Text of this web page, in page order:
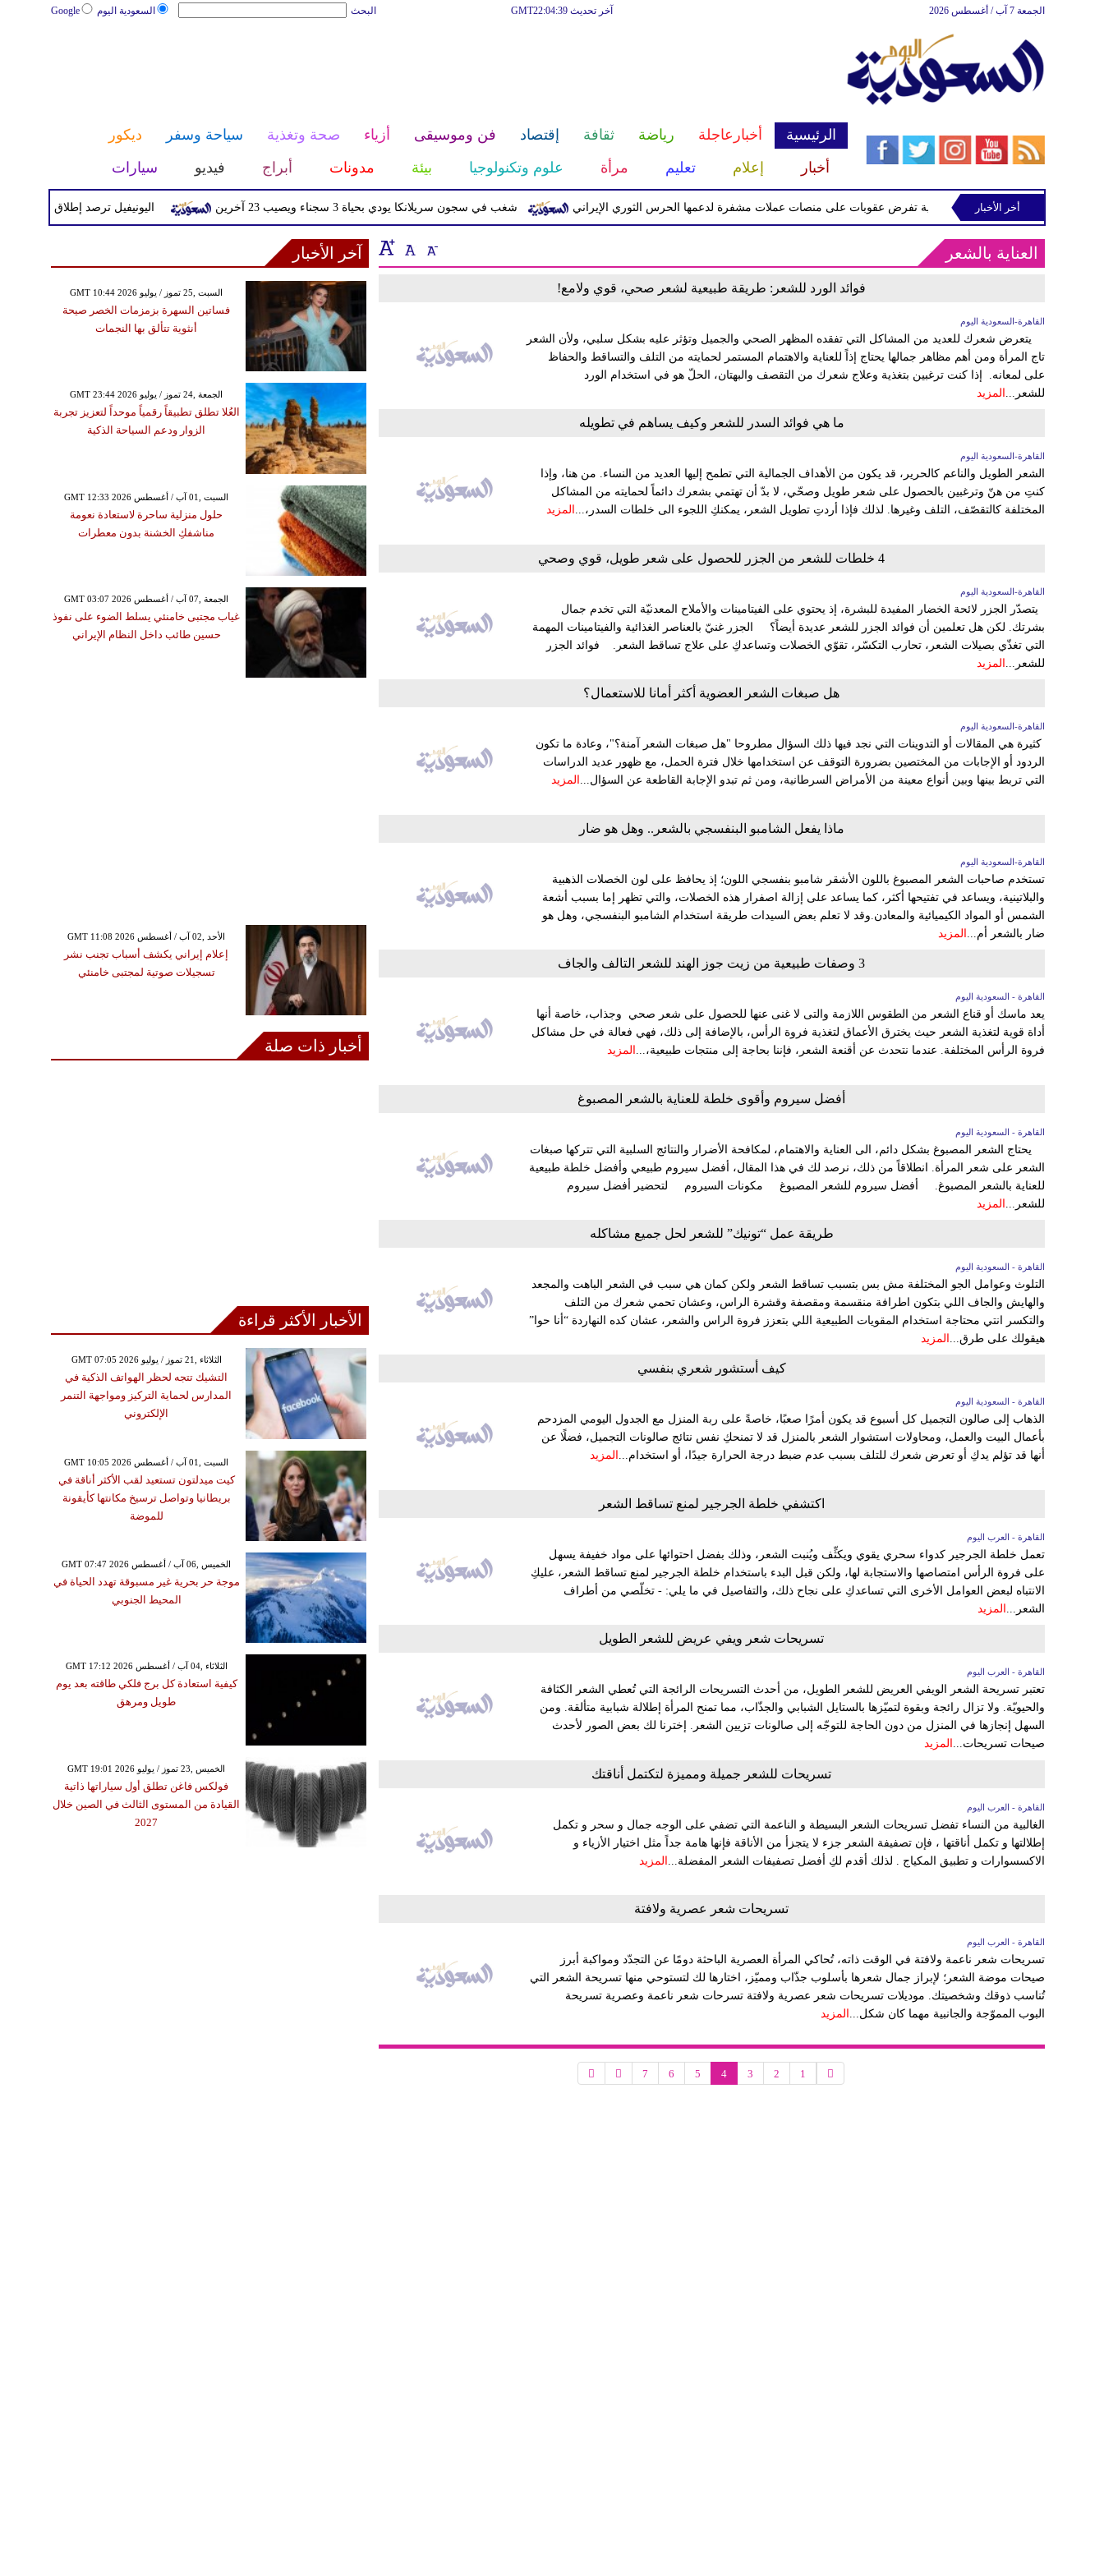
السعودية اليوم Google البحث آخر تحديث GMT22:04:39 الجمعة 7 آب / أغسطس 2026
الرئيسية أخبارعاجلة رياضة ثقافة إقتصاد فن وموسيقى أزياء صحة وتغذية سياحة وسفر
ديكور
أخبار
إعلام تعليم مرأة علوم وتكنولوجيا بيئة مدونات أبراج فيديو سيارات
اليونيفيل ترصد إطلاق 113 مقذوفا إسرائيليا على لبنان خلال يوم واحد شغب في سجون سريلانكا يودي بحياة 3 سجناء ويصيب 23 آخرين الخزانة الأميركية تفرض عقوبات على منصات عملات مشفرة لدعمها الحرس الثوري الإيراني
أخر الأخبار
العناية بالشعر
فوائد الورد للشعر: طريقة طبيعية لشعر صحي، قوي ولامع!
القاهرة-السعودية اليوم
يتعرض شعرك للعديد من المشاكل التي تفقده المظهر الصحي والجميل وتؤثر عليه بشكل سلبي، ولأن الشعر
تاج المرأة ومن أهم مظاهر جمالها يحتاج إذاً للعناية والاهتمام المستمر لحمايته من التلف والتساقط والحفاظ
على لمعانه. إذا كنت ترغبين بتغذية وعلاج شعرك من التقصف والبهتان، الحلّ هو في استخدام الورد
للشعر... المزيد
ما هي فوائد السدر للشعر وكيف يساهم في تطويله
القاهرة-السعودية اليوم
الشعر الطويل والناعم كالحرير، قد يكون من الأهداف الجمالية التي تطمح إليها العديد من النساء. من هنا، وإذا
كنتِ من هنّ وترغبين بالحصول على شعر طويل وصحّي، لا بدّ أن تهتمي بشعرك دائماً لحمايته من المشاكل
المختلفة كالتقصّف، التلف وغيرها. لذلك فإذا أردتِ تطويل الشعر، يمكنكِ اللجوء الى خلطات السدر،... المزيد
4 خلطات للشعر من الجزر للحصول على شعر طويل، قوي وصحي
القاهرة-السعودية اليوم
يتصدّر الجزر لائحة الخضار المفيدة للبشرة، إذ يحتوي على الفيتامينات والأملاح المعدنيّة التي تخدم جمال
بشرتك. لكن هل تعلمين أن فوائد الجزر للشعر عديدة أيضاً؟ الجزر غنيّ بالعناصر الغذائية والفيتامينات المهمة
التي تغذّي بصيلات الشعر، تحارب التكسّر، تقوّي الخصلات وتساعدكِ على علاج تساقط الشعر. فوائد الجزر
للشعر...
المزيد
هل صبغات الشعر العضوية أكثر أمانا للاستعمال؟
القاهرة-السعودية اليوم
كثيرة هي المقالات أو التدوينات التي نجد فيها ذلك السؤال مطروحا "هل صبغات الشعر آمنة؟"، وعادة ما تكون
الردود أو الإجابات من المختصين بضرورة التوقف عن استخدامها خلال فترة الحمل، مع ظهور عديد الدراسات
التي تربط بينها وبين أنواع معينة من الأمراض السرطانية، ومن ثم تبدو الإجابة القاطعة عن السؤال... المزيد
ماذا يفعل الشامبو البنفسجي بالشعر.. وهل هو ضار
القاهرة-السعودية اليوم
تستخدم صاحبات الشعر المصبوغ باللون الأشقر شامبو بنفسجي اللون؛ إذ يحافظ على لون الخصلات الذهبية
والبلاتينية، ويساعد في تفتيحها أكثر، كما يساعد على إزالة اصفرار هذه الخصلات، والتي تظهر إما بسبب أشعة
الشمس أو المواد الكيميائية والمعادن.وقد لا تعلم بعض السيدات طريقة استخدام الشامبو البنفسجي، وهل هو
ضار بالشعر أم... المزيد
3 وصفات طبيعية من زيت جوز الهند للشعر التالف والجاف
القاهرة - السعودية اليوم
يعد ماسك أو قناع الشعر من الطقوس اللازمة والتى لا غنى عنها للحصول على شعر صحي وجذاب، خاصة أنها
أداة قوية لتغذية الشعر حيث يخترق الأعماق لتغذية فروة الرأس، بالإضافة إلى ذلك، فهي فعالة في حل مشاكل
فروة الرأس المختلفة. عندما نتحدث عن أقنعة الشعر، فإننا بحاجة إلى منتجات طبيعية،... المزيد
أفضل سيروم وأقوى خلطة للعناية بالشعر المصبوغ
القاهرة - السعودية اليوم
يحتاج الشعر المصبوغ بشكل دائم، الى العناية والاهتمام، لمكافحة الأضرار والنتائج السلبية التي تتركها صبغات
الشعر على شعر المرأة. انطلاقاً من ذلك، نرصد لك في هذا المقال، أفضل سيروم طبيعي وأفضل خلطة طبيعية
للعناية بالشعر المصبوغ. أفضل سيروم للشعر المصبوغ مكونات السيروم لتحضير أفضل سيروم
للشعر... المزيد
طريقة عمل “تونيك” للشعر لحل جميع مشاكله
القاهرة - السعودية اليوم
التلوث وعوامل الجو المختلفة مش بس بتسبب تساقط الشعر ولكن كمان هي سبب في الشعر الباهت والمجعد
والهايش والجاف اللي بتكون اطرافة منقسمة ومقصفة وقشرة الراس، وعشان تحمي شعرك من التلف
والتكسر انتي محتاجة استخدام المقويات الطبيعية اللي بتعزز فروة الراس والشعر، عشان كده النهاردة “أنا حوا”
هيقولك على طرق...
المزيد
كيف أستشور شعري بنفسي
القاهرة - السعودية اليوم
الذهاب إلى صالون التجميل كل أسبوع قد يكون أمرًا صعبًا، خاصةً على ربة المنزل مع الجدول اليومي المزدحم
بأعمال البيت والعمل، ومحاولات استشوار الشعر بالمنزل قد لا تمنحكِ نفس نتائج صالونات التجميل، فضلًا عن
أنها قد تؤلم يدكِ أو تعرض شعرك للتلف بسبب عدم ضبط درجة الحرارة جيدًا، أو استخدام... المزيد
اكتشفي خلطة الجرجير لمنع تساقط الشعر
القاهرة - العرب اليوم
تعمل خلطة الجرجير كدواء سحري يقوي ويكثِّف ويُنبت الشعر، وذلك بفضل احتوائها على مواد خفيفة يسهل
على فروة الرأس امتصاصها والاستجابة لها، ولكن قبل البدء باستخدام خلطة الجرجير لمنع تساقط الشعر، عليكِ
الانتباه لبعض العوامل الأخرى التي تساعدكِ على نجاح ذلك، والتفاصيل في ما يلي: - تخلّصي من أطراف
الشعر...
المزيد
تسريحات شعر ويفي عريض للشعر الطويل
القاهرة - العرب اليوم
تعتبر تسريحة الشعر الويفي العريض للشعر الطويل، من أحدث التسريحات الرائجة التي تُعطي الشعر الكثافة
والحيويّة. ولا تزال رائجة وبقوة لتميّزها بالستايل الشبابي والجذّاب، مما تمنح المرأة إطلالة شبابية متألقة. ومن
السهل إنجازها في المنزل من دون الحاجة للتوجّه إلى صالونات تزيين الشعر. إخترنا لك بعض الصور لأحدث
صيحات تسريحات... المزيد
تسريحات للشعر جميلة ومميزة لتكتمل أناقتك
القاهرة - العرب اليوم
الغالبية من النساء تفضل تسريحات الشعر البسيطة و الناعمة التي تضفي على الوجه جمال و سحر و تكمل
إطلالتها و تكمل أناقتها ، فإن تصفيفة الشعر جزء لا يتجزأ من الأناقة فإنها هامة جداً مثل اختيار الأزياء و
الاكسسوارات و تطبيق المكياج . لذلك أقدم لكِ أفضل تصفيفات الشعر المفضلة... المزيد
تسريحات شعر عصرية ولافتة
القاهرة - العرب اليوم
تسريحات شعر ناعمة ولافتة في الوقت ذاته، تُحاكي المرأة العصرية الباحثة دومًا عن التجدّد ومواكبة أبرز
صيحات موضة الشعر؛ لإبراز جمال شعرها بأسلوب جذّاب ومميّز، اختارها لك لتستوحي منها تسريحة الشعر التي
تُناسب ذوقك وشخصيتك. موديلات تسريحات شعر عصرية ولافتة تسرحات شعر ناعمة وعصرية تسريحة
البوب المموّجة والجانبية مهما كان شكل... المزيد
1
2
3
4
5
6
7
آخر الأخبار
GMT 10:44 2026 السبت ,25 تموز / يوليو
فساتين السهرة بزمزمات الخصر صيحة
أنثوية تتألق بها النجمات
GMT 23:44 2026 الجمعة ,24 تموز / يوليو
العُلا تطلق تطبيقاً رقمياً موحداً لتعزيز تجربة
الزوار ودعم السياحة الذكية
GMT 12:33 2026 السبت ,01 آب / أغسطس
حلول منزلية ساحرة لاستعادة نعومة
مناشفكِ الخشنة بدون معطرات
GMT 03:07 2026 الجمعة ,07 آب / أغسطس
غياب مجتبى خامنئي يسلط الضوء على نفوذ
حسين طائب داخل النظام الإيراني
GMT 11:08 2026 الأحد ,02 آب / أغسطس
إعلام إيراني يكشف أسباب تجنب نشر
تسجيلات صوتية لمجتبى خامنئي
أخبار ذات صلة
الأخبار الأكثر قراءة
GMT 07:05 2026 الثلاثاء ,21 تموز / يوليو
التشيك تتجه لحظر الهواتف الذكية في
المدارس لحماية التركيز ومواجهة التنمر
الإلكتروني
GMT 10:05 2026 السبت ,01 آب / أغسطس
كيت ميدلتون تستعيد لقب الأكثر أناقة في
بريطانيا وتواصل ترسيخ مكانتها كأيقونة
للموضة
GMT 07:47 2026 الخميس ,06 آب / أغسطس
موجة حر بحرية غير مسبوقة تهدد الحياة في
المحيط الجنوبي
GMT 17:12 2026 الثلاثاء ,04 آب / أغسطس
كيفية استعادة كل برج فلكي طاقته بعد يوم
طويل ومرهق
GMT 19:01 2026 الخميس ,23 تموز / يوليو
فولكس فاغن تطلق أول سياراتها ذاتية
القيادة من المستوى الثالث في الصين خلال
2027